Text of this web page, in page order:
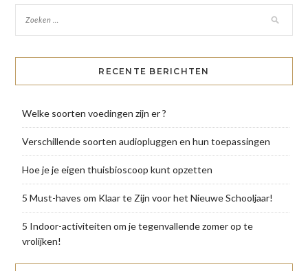
RECENTE BERICHTEN
Welke soorten voedingen zijn er ?
Verschillende soorten audiopluggen en hun toepassingen
Hoe je je eigen thuisbioscoop kunt opzetten
5 Must-haves om Klaar te Zijn voor het Nieuwe Schooljaar!
5 Indoor-activiteiten om je tegenvallende zomer op te
vrolijken!